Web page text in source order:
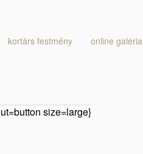
kortárs festmény online galéria
size=large}